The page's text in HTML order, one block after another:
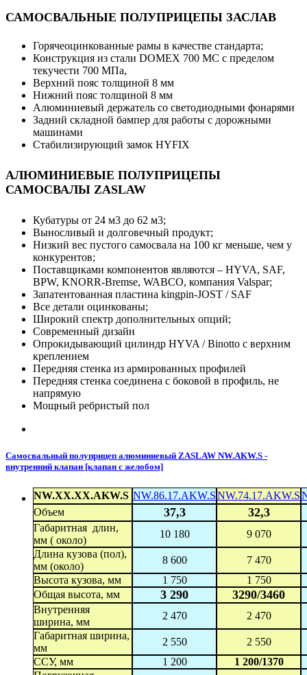
САМОСВАЛЬНЫЕ ПОЛУПРИЦЕПЫ ЗАСЛАВ
Горячеоцинкованные рамы в качестве стандарта;
Конструкция из стали DOMEX 700 MC с пределом
текучести 700 МПа,
Верхний пояс толщиной 8 мм
Нижний пояс толщиной 8 мм
Алюминиевый держатель со светодиодными фонарями
Задний складной бампер для работы с дорожными
машинами
Стабилизирующий замок HYFIX
АЛЮМИНИЕВЫЕ ПОЛУПРИЦЕПЫ
САМОСВАЛЫ ZASLAW
Кубатуры от 24 м3 до 62 м3;
Выносливый и долговечный продукт;
Низкий вес пустого самосвала на 100 кг меньше, чем у
конкурентов;
Поставщиками компонентов являются – HYVA, SAF,
BPW, KNORR-Bremse, WABCO, компания Valspar;
Запатентованная пластина kingpin-JOST / SAF
Все детали оцинкованы;
Широкий спектр дополнительных опций;
Современный дизайн
Опрокидывающий цилиндр HYVA / Binotto с верхним
креплением
Передняя стенка из армированных профилей
Передняя стенка соединена с боковой в профиль, не
напрямую
Мощный ребристый пол
Самосвальный полуприцеп алюминиевый ZASLAW NW.AKW.S -
внутренний клапан [клапан с желобом]
NW.XX.XX.AKW.S NW.86.17.AKW.SNW.74.17.AKW.S
Объем
37,3 32,3
Габаритная длин,
мм ( около)
10 180
9 070
Длина кузова (пол),
мм (около)
8 600
7 470
Высота кузова, мм
1 750
1 750
Общая высота, мм
3 290 3290/3460
Внутренняя
ширина, мм
2 470
2 470
Габаритная ширина,
мм
2 550
2 550
ССУ, мм
1 200
1 200/1370